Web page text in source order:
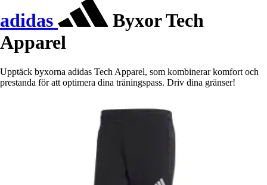
adidas
Byxor Tech
Apparel
Upptäck byxorna adidas Tech Apparel, som kombinerar komfort och
prestanda för att optimera dina träningspass. Driv dina gränser!